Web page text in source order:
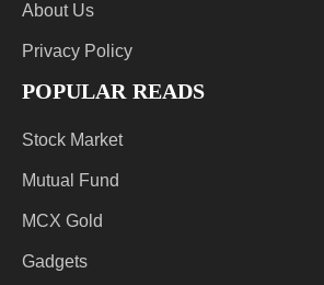
About Us
Privacy Policy
POPULAR READS
Stock Market
Mutual Fund
MCX Gold
Gadgets